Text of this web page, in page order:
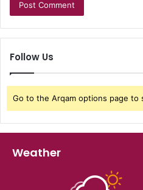
Follow Us
Go to the Arqam options page to
Weather